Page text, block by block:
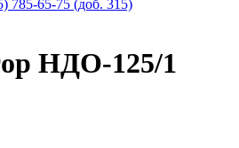
785-65-75 (доб. 315)
НДО-125/1